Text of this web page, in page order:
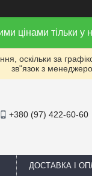
цінами тільки у
оскільки за
зв"язок з
+380 (97) 422-60-60
ДОСТАВКА І